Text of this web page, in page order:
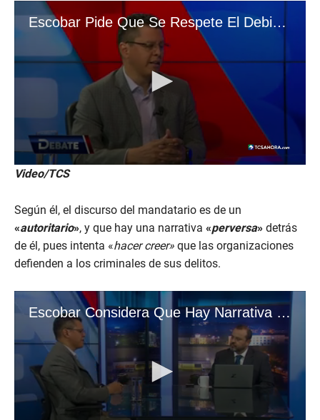
Video/TCS
Según él, el discurso del mandatario es de un
«autoritario», y que hay una narrativa «perversa» detrás
de él, pues intenta «hacer creer» que las organizaciones
defienden a los criminales de sus delitos.